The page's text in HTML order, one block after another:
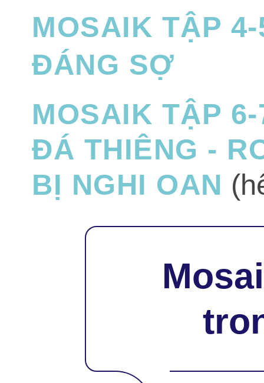
MOSAIK TẬP
ĐÁNG SỢ
MOSAIK TẬP
ĐÁ THIÊNG -
BỊ NGHI OAN